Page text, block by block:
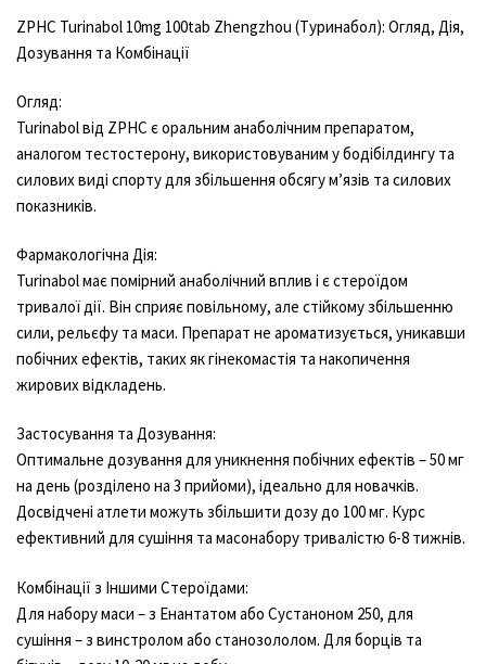
ZPHC Turinabol 10mg 100tab Zhengzhou (Туринабол): Огляд, Дія,
Дозування та Комбінації
Огляд:
Turinabol від ZPHC є оральним анаболічним препаратом,
аналогом тестостерону, використовуваним у бодібілдингу та
силових виді спорту для збільшення обсягу м’язів та силових
показників.
Фармакологічна Дія:
Turinabol має помірний анаболічний вплив і є стероїдом
тривалої дії. Він сприяє повільному, але стійкому збільшенню
сили, рельєфу та маси. Препарат не ароматизується, уникавши
побічних ефектів, таких як гінекомастія та накопичення
жирових відкладень.
Застосування та Дозування:
Оптимальне дозування для уникнення побічних ефектів – 50 мг
на день (розділено на 3 прийоми), ідеально для новачків.
Досвідчені атлети можуть збільшити дозу до 100 мг. Курс
ефективний для сушіння та масонабору тривалістю 6-8 тижнів.
Комбінації з Іншими Стероїдами:
Для набору маси – з Енантатом або Сустаноном 250, для
сушіння – з винстролом або станозололом. Для борців та